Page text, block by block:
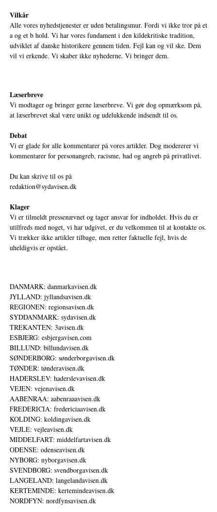
Vilkår
Alle vores nyhedstjenester er uden betalingsmur. Fordi vi ikke tror på et
a og et b hold. Vi har vores fundament i den kildekritiske tradition,
udviklet af danske historikere gennem tiden. Fejl kan og vil ske. Dem
vil vi erkende. Vi skaber ikke nyhederne. Vi bringer dem.
Læserbreve
Vi modtager og bringer gerne læserbreve. Vi gør dog opmærksom på,
at læserbrevet skal være unikt og udelukkende indsendt til os.
Debat
Vi er glade for alle kommentarer på vores artikler. Dog modererer vi
kommentarer for personangreb, racisme, had og angreb på privatlivet.
Du kan skrive til os på
redaktion@sydavisen.dk
Klager
Vi er tilmeldt pressenævnet og tager ansvar for indholdet. Hvis du er
utilfreds med noget, vi har udgivet, er du velkommen til at kontakte os.
Vi trækker ikke artikler tilbage, men retter faktuelle fejl, hvis de
uheldigvis er opstået.
DANMARK: danmarkavisen.dk
JYLLAND: jyllandsavisen.dk
REGIONEN: regionsavisen.dk
SYDDANMARK: sydavisen.dk
TREKANTEN: 3avisen.dk
ESBJERG: esbjergavisen.com
BILLUND: billundavisen.dk
SØNDERBORG: sønderborgavisen.dk
TØNDER: tønderavisen.dk
HADERSLEV: haderslevavisen.dk
VEJEN: vejenavisen.dk
AABENRAA: aabenraaavisen.dk
FREDERICIA: fredericiaavisen.dk
KOLDING: koldingavisen.dk
VEJLE: vejleavisen.dk
MIDDELFART: middelfartavisen.dk
ODENSE: odenseavisen.dk
NYBORG: nyborgavisen.dk
SVENDBORG: svendborgavisen.dk
LANGELAND: langelandavisen.dk
KERTEMINDE: kertemindeavisen.dk
NORDFYN: nordfynsavisen.dk